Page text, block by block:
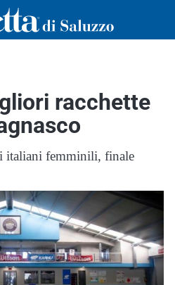
racchette
italiani femminili, finale